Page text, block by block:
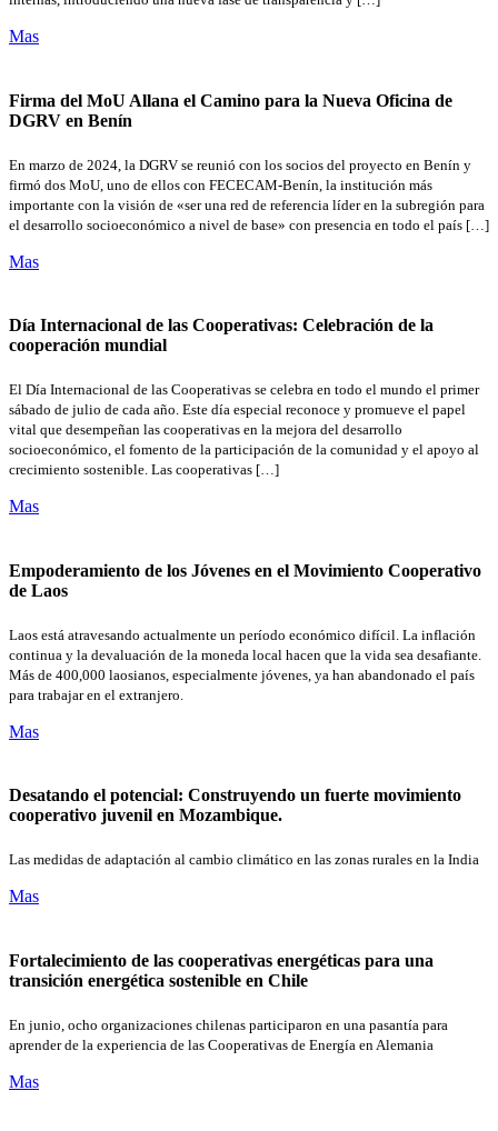
Mas
Firma del MoU Allana el Camino para la Nueva Oficina de
DGRV en Benín
En marzo de 2024, la DGRV se reunió con los socios del proyecto en Benín y
firmó dos MoU, uno de ellos con FECECAM-Benín, la institución más
importante con la visión de «ser una red de referencia líder en la subregión para
el desarrollo socioeconómico a nivel de base» con presencia en todo el país […]
Mas
Día Internacional de las Cooperativas: Celebración de la
cooperación mundial
El Día Internacional de las Cooperativas se celebra en todo el mundo el primer
sábado de julio de cada año. Este día especial reconoce y promueve el papel
vital que desempeñan las cooperativas en la mejora del desarrollo
socioeconómico, el fomento de la participación de la comunidad y el apoyo al
crecimiento sostenible. Las cooperativas […]
Mas
Empoderamiento de los Jóvenes en el Movimiento Cooperativo
de Laos
Laos está atravesando actualmente un período económico difícil. La inflación
continua y la devaluación de la moneda local hacen que la vida sea desafiante.
Más de 400,000 laosianos, especialmente jóvenes, ya han abandonado el país
para trabajar en el extranjero.
Mas
Desatando el potencial: Construyendo un fuerte movimiento
cooperativo juvenil en Mozambique.
Las medidas de adaptación al cambio climático en las zonas rurales en la India
Mas
Fortalecimiento de las cooperativas energéticas para una
transición energética sostenible en Chile
En junio, ocho organizaciones chilenas participaron en una pasantía para
aprender de la experiencia de las Cooperativas de Energía en Alemania
Mas